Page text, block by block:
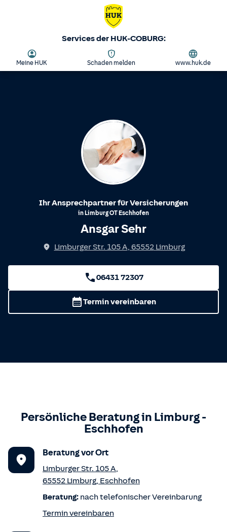
Services der HUK-COBURG:
Meine HUK Schaden melden www.huk.de
Ihr Ansprechpartner für Versicherungen
in LimburgOT Eschhofen
Ansgar Sehr
Limburger Str. 105 A, 65552 Limburg
06431 72307
Termin vereinbaren
Persönliche Beratung in Limburg-
Eschhofen
Beratung vor Ort
Limburger Str. 105 A,
65552 Limburg, Eschhofen
Beratung: nach telefonischer Vereinbarung
Termin vereinbaren